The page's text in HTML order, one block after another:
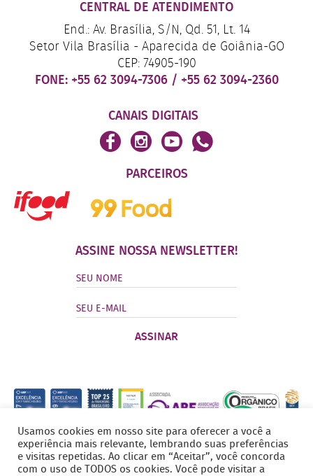
CENTRAL DE ATENDIMENTO
End.: Av. Brasília, S/N, Qd. 51, Lt. 14
Setor Vila Brasília - Aparecida de Goiânia-GO
CEP: 74905-190
FONE: +55 62 3094-7306 / +55 62 3094-2360
CANAIS DIGITAIS
PARCEIROS
ASSINE NOSSA NEWSLETTER!
Usamos cookies em nosso site para oferecer a você a
experiência mais relevante, lembrando suas preferências
e visitas repetidas. Ao clicar em “Aceitar”, você concorda
com o uso de TODOS os cookies. Você pode visitar a